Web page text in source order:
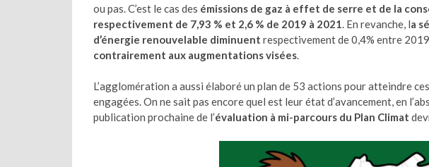
ou pas. C’est le cas des émissions de gaz à effet de serre et de la
respectivement de 7,93 % et 2,6 % de 2019 à 2021 . En revanche, la
d’énergie renouvelable diminuent respectivement de 0,4% entre
contrairement aux augmentations visées
L’agglomération a aussi élaboré un plan de 53 actions pour atteindre
engagées. On ne sait pas encore quel est leur état d’avancement, en
publication prochaine de l’évaluation à mi-parcours du Plan Climat